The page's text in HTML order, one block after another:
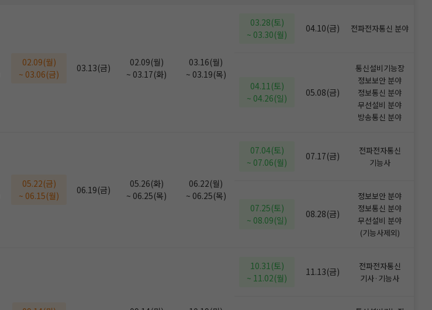
02.09(월)
~ 03.06(금)
03.13(금)
02.09(월)
~ 03.17(화)
03.16(월)
~ 03.19(목)
03.28(토)
~ 03.30(월)
04.10(금) 전파전자통신 분야
04.11(토)
~ 04.26(일)
05.08(금)
통신설비기능장
정보보안 분야
정보통신 분야
무선설비 분야
방송통신 분야
05.22(금)
~ 06.15(월)
06.19(금)
05.26(화)
~ 06.25(목)
06.22(월)
~ 06.25(목)
07.04(토)
~ 07.06(월)
07.17(금)
전파전자통신
기능사
07.25(토)
~ 08.09(일)
08.28(금)
정보보안 분야
정보통신 분야
무선설비 분야
(기능사제외)
10.31(토)
~ 11.02(월)
11.13(금)
전파전자통신
기사·기능사